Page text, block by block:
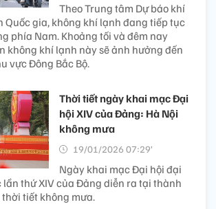
Theo Trung tâm Dự báo khí
Quốc gia, không khí lạnh đang tiếp tục
phía Nam. Khoảng tối và đêm nay
không khí lạnh này sẽ ảnh hưởng đến
vực Đông Bắc Bộ.
Thời tiết ngày khai mạc Đại
hội XIV của Đảng: Hà Nội
không mưa
19/01/2026 07:29’
Ngày khai mạc Đại hội đại
lần thứ XIV của Đảng diễn ra tại thành
thời tiết không mưa.